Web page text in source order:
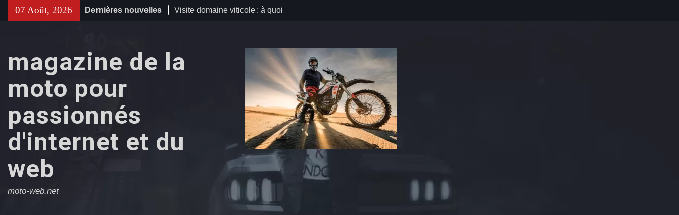
07 Août, 2026 Dernières nouvelles
Visite domaine viticole : à quoi
et traitement des maladies
chroniques : ce que révèle la
Taxi conventionné mont de marsan
les démarches pour vos
déplacements médicaux
magazine de la
moto pour
passionnés
d'internet et du
web
moto-web.net